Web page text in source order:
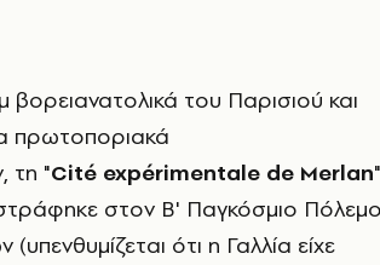
βορειανατολικά του Παρισιού και
πρωτοποριακά
τη "Cité expérimentale de Merlan
στον Β' Παγκόσμιο
ότι η Γαλλία είχε